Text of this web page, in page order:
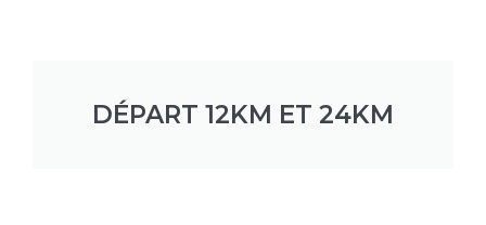
DÉPART 12KM ET 24KM